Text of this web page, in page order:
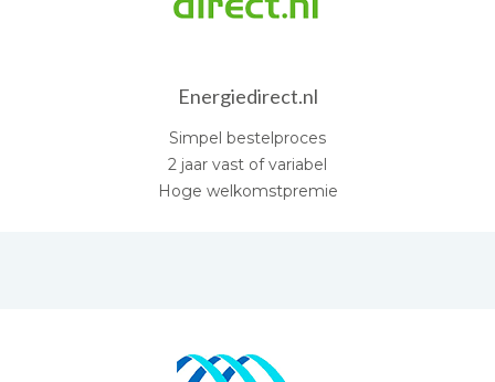
Energiedirect.nl
Simpel bestelproces
2 jaar vast of variabel
Hoge welkomstpremie